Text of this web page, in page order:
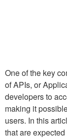
One of the key
of APIs, or
developers to
making it
users. In this
that are